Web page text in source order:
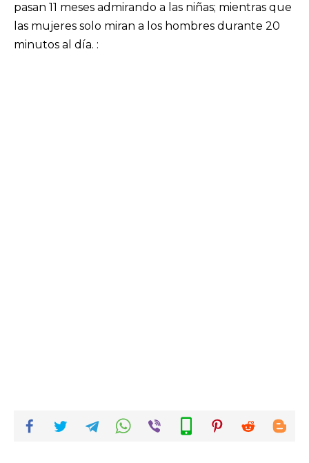
pasan 11 meses admirando a las niñas; mientras que
las mujeres solo miran a los hombres durante 20
minutos al día. :